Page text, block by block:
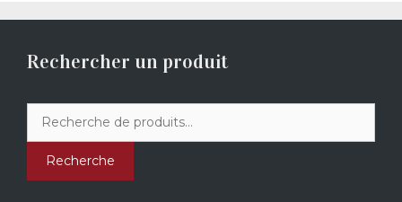
Rechercher un produit
pour :
Recherche